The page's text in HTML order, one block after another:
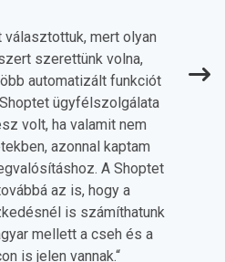
mert olyan
szerettünk volna,
automatizált funkciót
ügyfélszolgálata
volt, ha valamit nem
azonnal kaptam
A Shoptet
az is, hogy a
is számíthatunk
mellett a cseh és a
is jelen vannak.“